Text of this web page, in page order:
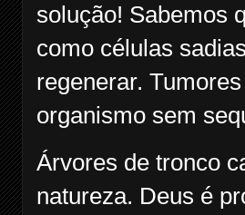
solução! Sabemos
como células
regenerar.
organismo sem
Árvores de tronco
natureza. Deus é